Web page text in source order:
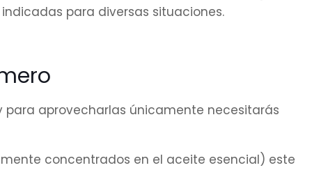
para diversas situaciones.
para aprovecharlas únicamente necesitarás
concentrados en el aceite esencial) este